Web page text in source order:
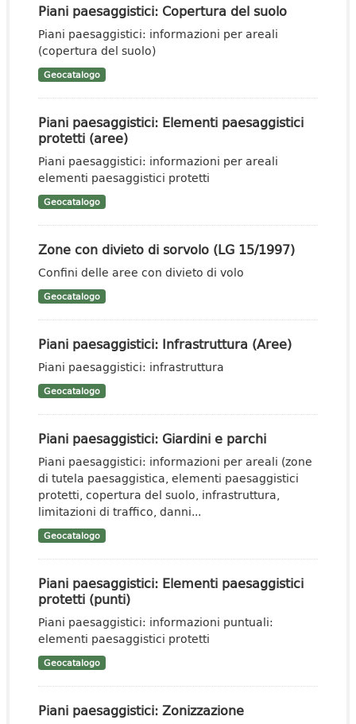
Piani paesaggistici: Copertura del suolo
Piani paesaggistici: informazioni per areali
(copertura del suolo)
Geocatalogo
Piani paesaggistici: Elementi paesaggistici
protetti (aree)
Piani paesaggistici: informazioni per areali
elementi paesaggistici protetti
Geocatalogo
Zone con divieto di sorvolo (LG 15/1997)
Confini delle aree con divieto di volo
Geocatalogo
Piani paesaggistici: Infrastruttura (Aree)
Piani paesaggistici: infrastruttura
Geocatalogo
Piani paesaggistici: Giardini e parchi
Piani paesaggistici: informazioni per areali (zone
di tutela paesaggistica, elementi paesaggistici
protetti, copertura del suolo, infrastruttura,
limitazioni di traffico, danni...
Geocatalogo
Piani paesaggistici: Elementi paesaggistici
protetti (punti)
Piani paesaggistici: informazioni puntuali:
elementi paesaggistici protetti
Geocatalogo
Piani paesaggistici: Zonizzazione